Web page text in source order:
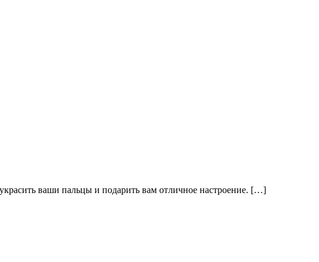
ваши пальцы и подарить вам отличное настроение. […]